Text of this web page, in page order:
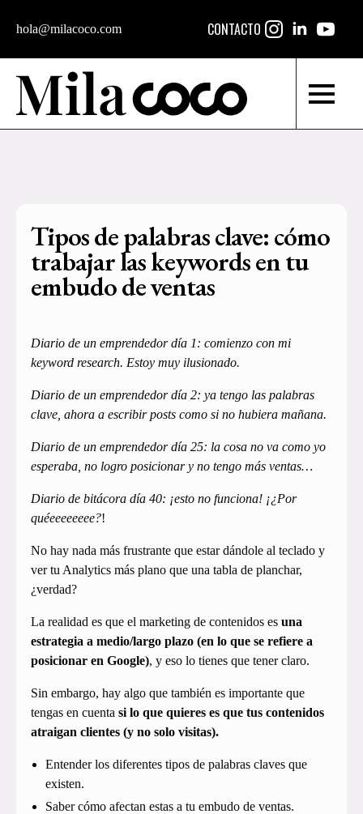
hola@milacoco.com CONTACTO
Tipos de palabras clave: cómo
trabajar las keywords en tu
embudo de ventas
Diario de un emprendedor día 1: comienzo con mi
keyword research. Estoy muy ilusionado.
Diario de un emprendedor día 2: ya tengo las palabras
clave, ahora a escribir posts como si no hubiera mañana.
Diario de un emprendedor día 25: la cosa no va como yo
esperaba, no logro posicionar y no tengo más ventas…
Diario de bitácora día 40: ¡esto no funciona! ¡¿Por
quéeeeeeeee?!
No hay nada más frustrante que estar dándole al teclado y
ver tu Analytics más plano que una tabla de planchar,
¿verdad?
La realidad es que el marketing de contenidos es una
estrategia a medio/largo plazo (en lo que se refiere a
posicionar en Google), y eso lo tienes que tener claro.
Sin embargo, hay algo que también es importante que
tengas en cuenta si lo que quieres es que tus contenidos
atraigan clientes (y no solo visitas).
Entender los diferentes tipos de palabras claves que
existen.
Saber cómo afectan estas a tu embudo de ventas.